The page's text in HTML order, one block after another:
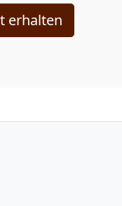
erhalten